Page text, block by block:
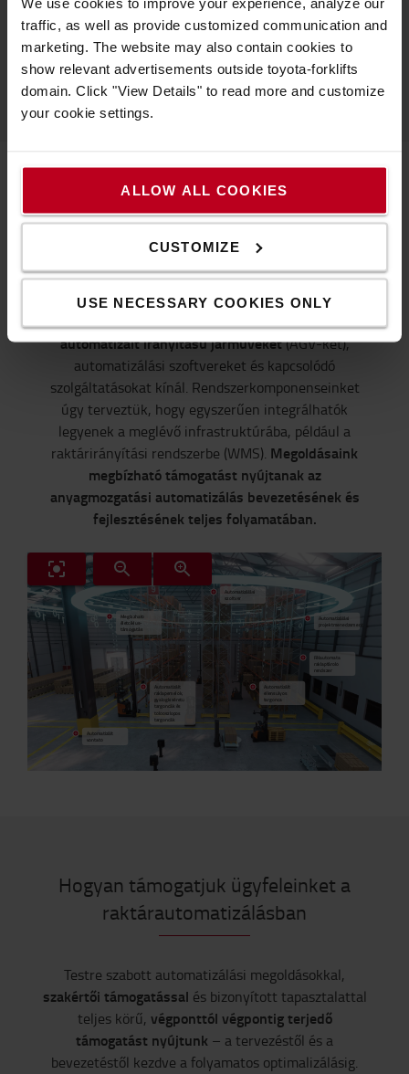
traffic, as well as provide customized communication and
marketing. The website may also contain cookies to
show relevant advertisements outside toyota-forklifts
domain. Click "View Details" to read more and customize
your cookie settings.
ALLOW ALL COOKIES
CUSTOMIZE
USE NECESSARY COOKIES ONLY
Fedezze fel az automatizálás előnyeit kezdeti
beruházás nélkül aSwarm Automation GO
konstrukcióval.
AGV-k és egyéb bevált automatizálási
komponensek
A raktári hatékonyság és rugalmasság
optimalizálása érdekében a Toyota különböző típusú
automatizált irányítású járműveket(AGV-ket),
automatizálási szoftvereket és kapcsolódó
szolgáltatásokat kínál. Rendszerkomponenseinket
úgy terveztük, hogy egyszerűen integrálhatók
legyenek a meglévő infrastruktúrába, például a
raktárirányítási rendszerbe (WMS). Megoldásaink
megbízható támogatást nyújtanak az
anyagmozgatási automatizálás bevezetésének és
fejlesztésének teljes folyamatában.
Automatizálási
szoftver
Megbízható
életciklus-
támogatás
Automatizálási
projektmenedzsment
Automatizált
raklapemelők,
gyalogkíséretű
targoncák és
tolóoszlopos
targoncák
Automatizált
ellensúlyos
targonca
Félautomata
raklaptároló
rendszer
Automatizált
vontató
Hogyan támogatjuk ügyfeleinket a
raktárautomatizálásban
Testre szabott automatizálási megoldásokkal,
szakértői támogatással és bizonyított tapasztalattal
teljes körű, végponttól végpontig terjedő
támogatást nyújtunk – a tervezéstől és a
bevezetéstől kezdve a folyamatos optimalizálásig.